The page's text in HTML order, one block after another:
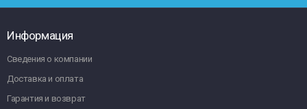
Информация
Сведения о компании
Доставка и оплата
Гарантия и возврат